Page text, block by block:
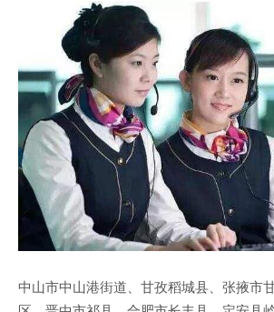
中山市中山港街道、甘孜稻城县、张掖市